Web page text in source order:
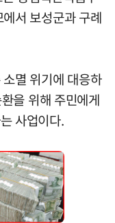
서 보성군과 구례
멸 위기에 대응하
을 위해 주민에게
사업이다.